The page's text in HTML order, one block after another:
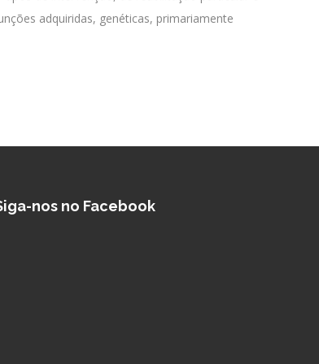
adquiridas, genéticas, primariamente
nos no Facebook